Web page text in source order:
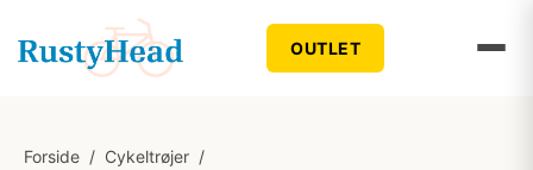
OUTLET
Forside / Cykeltrøjer /